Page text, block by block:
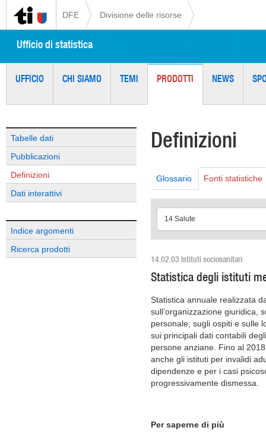
DFE Divisione delle risorse
Ufficio di statistica
UFFICIO CHI SIAMO TEMI PRODOTTI NEWS
Tabelle dati
Pubblicazioni
Definizioni
Dati interattivi
Indice argomenti
Ricerca prodotti
Definizioni
Glossario Fonti statistiche
14 Salute
14.02.03 Istituti sociosanitari
Statistica degli istituti
Statistica annuale realizzata
sull’organizzazione giuridica,
personale, sugli ospiti e sulle
sui principali dati contabili
persone anziane. Fino al
anche gli istituti per invalidi
dipendenze e per i casi
progressivamente dismessa.
Per saperne di più